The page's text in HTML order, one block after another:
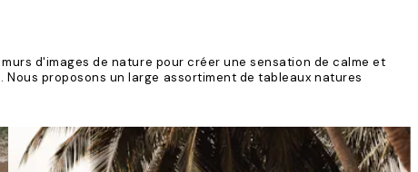
d'images de nature pour créer une sensation de calme et
proposons un large assortiment de tableaux natures